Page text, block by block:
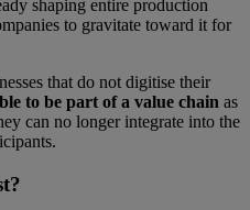
shaping entire production
to gravitate toward it for
that do not digitise their
to be part of a value chain as
can no longer integrate into the